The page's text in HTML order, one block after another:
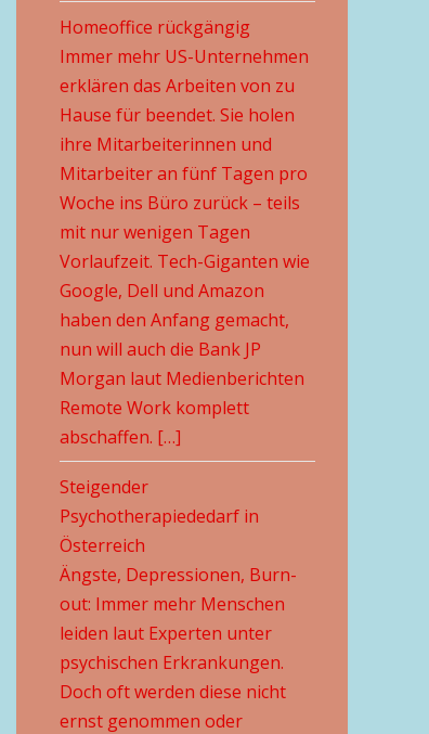
Homeoffice rückgängig
Immer mehr US-Unternehmen
erklären das Arbeiten von zu
Hause für beendet. Sie holen
ihre Mitarbeiterinnen und
Mitarbeiter an fünf Tagen pro
Woche ins Büro zurück – teils
mit nur wenigen Tagen
Vorlaufzeit. Tech-Giganten wie
Google, Dell und Amazon
haben den Anfang gemacht,
nun will auch die Bank JP
Morgan laut Medienberichten
Remote Work komplett
abschaffen. […]
Steigender
Psychotherapiededarf in
Österreich
Ängste, Depressionen, Burn-
out: Immer mehr Menschen
leiden laut Experten unter
psychischen Erkrankungen.
Doch oft werden diese nicht
ernst genommen oder